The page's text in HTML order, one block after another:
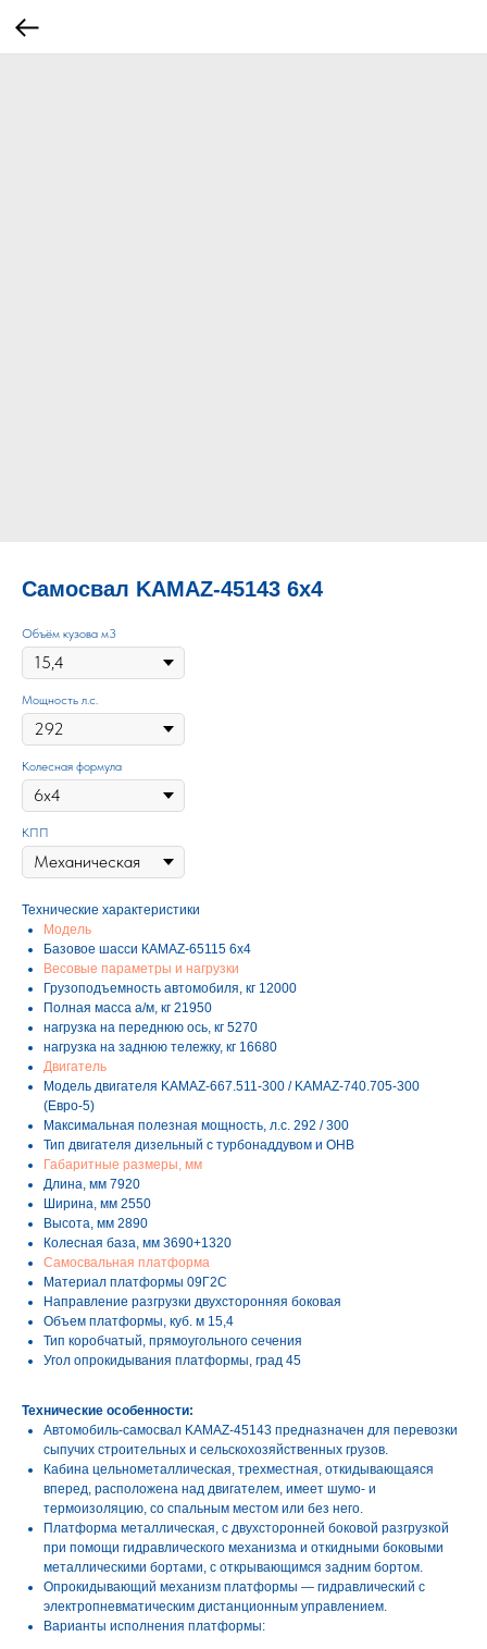
Самосвал KAMAZ-45143 6х4
Объём кузова м3
Мощность л.с.
Колесная формула
КПП
Технические характеристики
Модель
Базовое шасси КАМАZ-65115 6х4
Весовые параметры и нагрузки
Грузоподъемность автомобиля, кг 12000
Полная масса а/м, кг 21950
нагрузка на переднюю ось, кг 5270
нагрузка на заднюю тележку, кг 16680
Двигатель
Модель двигателя KAMAZ-667.511-300 / KAMAZ-740.705-300
(Евро-5)
Максимальная полезная мощность, л.с. 292 / 300
Тип двигателя дизельный с турбонаддувом и ОНВ
Габаритные размеры, мм
Длина, мм 7920
Ширина, мм 2550
Высота, мм 2890
Колесная база, мм 3690+1320
Самосвальная платформа
Материал платформы 09Г2С
Направление разгрузки двухсторонняя боковая
Объем платформы, куб. м 15,4
Тип коробчатый, прямоугольного сечения
Угол опрокидывания платформы, град 45
Технические особенности:
Автомобиль-самосвал KAMAZ-45143 предназначен для перевозки
сыпучих строительных и сельскохозяйственных грузов.
Кабина цельнометаллическая, трехместная, откидывающаяся
вперед, расположена над двигателем, имеет шумо- и
термоизоляцию, со спальным местом или без него.
Платформа металлическая, с двухсторонней боковой разгрузкой
при помощи гидравлического механизма и откидными боковыми
металлическими бортами, с открывающимся задним бортом.
Опрокидывающий механизм платформы — гидравлический с
электропневматическим дистанционным управлением.
Варианты исполнения платформы: